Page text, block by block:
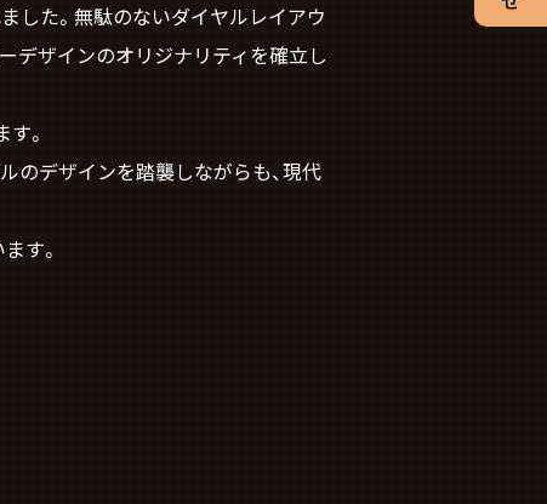
した。無駄のないダイヤルレイアウ
デザインのオリジナリティを確立し
。
のデザインを踏襲しながらも、現代
す。